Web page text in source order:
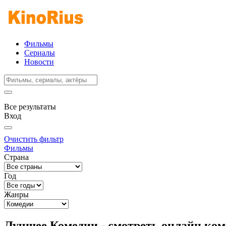
Фильмы
Сериалы
Новости
Все результаты
Вход
Очистить фильтр
Фильмы
Страна
Год
Жанры